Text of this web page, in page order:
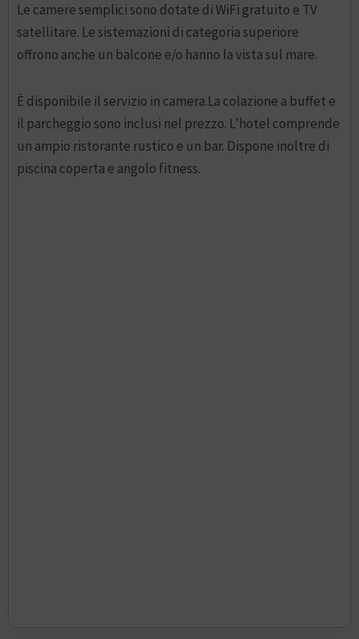
Le camere semplici sono dotate di WiFi gratuito e TV
satellitare. Le sistemazioni di categoria superiore
offrono anche un balcone e/o hanno la vista sul mare.
È disponibile il servizio in camera.La colazione a buffet e
il parcheggio sono inclusi nel prezzo. L’hotel comprende
un ampio ristorante rustico e un bar. Dispone inoltre di
piscina coperta e angolo fitness.